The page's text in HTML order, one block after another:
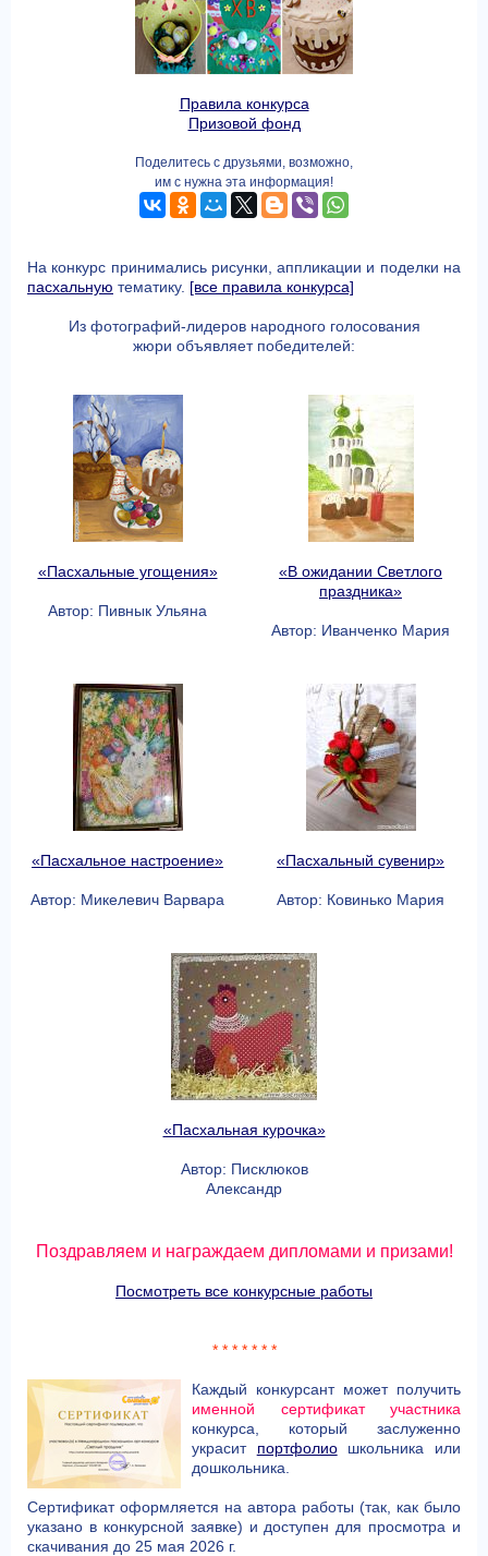
Правила конкурса
Призовой фонд
Поделитесь с друзьями, возможно,
им с нужна эта информация!
На конкурс принимались рисунки, аппликации и поделки на
пасхальную тематику. [все правила конкурса]
Из фотографий-лидеров народного голосования
жюри объявляет победителей:
«Пасхальные угощения»
Автор: Пивнык Ульяна
«В ожидании Светлого
праздника»
Автор: Иванченко Мария
«Пасхальное настроение»
Автор: Микелевич Варвара
«Пасхальный сувенир»
Автор: Ковинько Мария
«Пасхальная курочка»
Автор: Писклюков
Александр
Поздравляем и награждаем дипломами и призами!
Посмотреть все конкурсные работы
* * * * * * *
Каждый конкурсант может получить
именной сертификат участника
конкурса, который заслуженно
украсит портфолиошкольника или
дошкольника.
Сертификат оформляется на автора работы (так, как было
указано в конкурсной заявке) и доступен для просмотра и
скачивания до 25 мая 2026 г.